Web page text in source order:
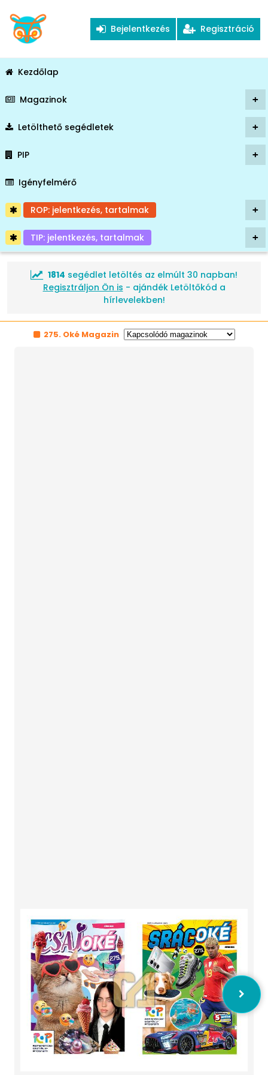
Bejelentkezés Regisztráció
Kezdőlap
+
Magazinok
+
Letölthető segédletek
+
PIP
Igényfelmérő
+
ROP: jelentkezés, tartalmak
+
TIP: jelentkezés, tartalmak
1814 segédlet letöltés az elmúlt 30 napban!
Regisztráljon Ön is - ajándék Letöltőkód a
hírlevelekben!
275. Oké Magazin